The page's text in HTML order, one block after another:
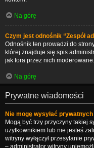
Na górę
Czym jest odnośnik “Zespół
Odnośnik ten prowadzi do
której znajduje się spis
jak fora przez nich moderowane.
Na górę
Prywatne wiadomości
Nie mogę wysyłać
Mogą być trzy przyczyny takiej
użytkownikiem lub nie jesteś
witryny wyłączył przesyłanie
– administrator witryny